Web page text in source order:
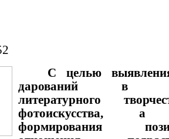
С целью
дарований в
литературного
фотоискусства,а
формирования